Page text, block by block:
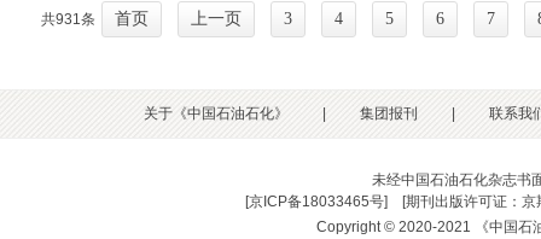
共931条 首页 上一页 3 4 5 6 7
关于《中国石油石化》 集团报刊 联系我
未经中国石油石化杂志书
[京ICP备18033465号] [期刊出版许可证：
Copyright © 2020-2021 《中国石